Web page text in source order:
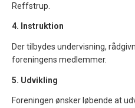
Reffstrup.
4. Instruktion
Der tilbydes undervisning,
foreningens medlemmer.
5. Udvikling
Foreningen ønsker løbende at